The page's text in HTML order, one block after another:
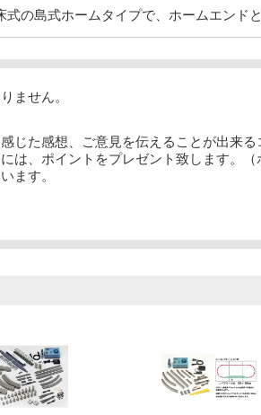
式の島式ホームタイプで、ホームエンド
ません。
じた感想、ご意見を伝えることが出来る
は、ポイントをプレゼント致します。（
ます。